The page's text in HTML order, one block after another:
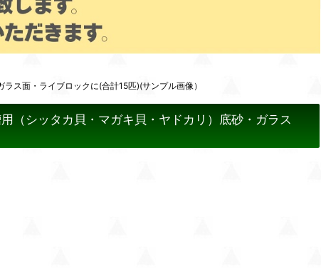
ス面・ライブロックに(合計15匹)(サンプル画像）
（シッタカ貝・マガキ貝・ヤドカリ）底砂・ガラス